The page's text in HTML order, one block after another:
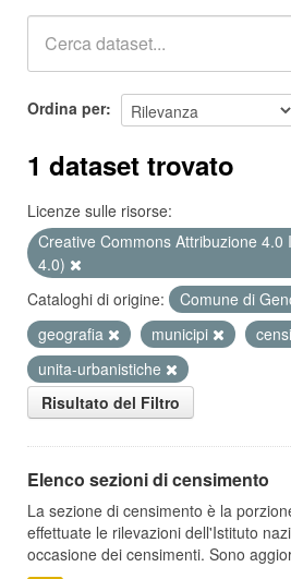
Ordina per
1 dataset trovato
Licenze sulle risorse:
Creative Commons Attribuzione 4.0
4.0)
Cataloghi di origine:
Comune di
geografia
municipi
unita-urbanistiche
Risultato del Filtro
Elenco sezioni di censimento
La sezione di censimento è la
effettuate le rilevazioni dell'Istituto
occasione dei censimenti. Sono